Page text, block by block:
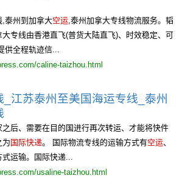
,泰州到加拿大空运,泰州加拿大专线物流服务。韬
专线由香港直飞(普货大陆直飞)、时效稳定、可
供全程轨迹信...
caline-taizhou.html
_江苏泰州至美国海运专线_泰州
之后、需要在目的国进行再次转运、才能将快件
为 国际快递。 国际物流专线的运输方式有空运、
运输。国际快递...
usaline-taizhou.html